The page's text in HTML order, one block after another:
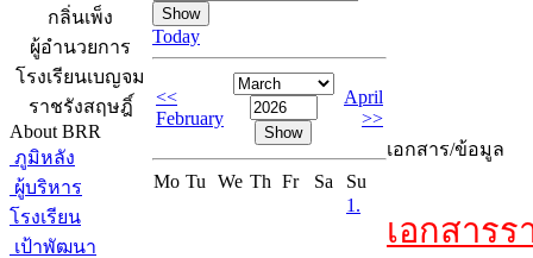
กลิ่นเพ็ง
ผู้อำนวยการ
โรงเรียนเบญจม
ราชรังสฤษฎิ์
About BRR
ภูมิหลัง
ผู้บริหาร
โรงเรียน
เป้าพัฒนา
Today
<<
February
April
>>
Mo Tu We Th Fr Sa
Su
1.
เอกสาร/ข้อมูล
เอกสาร